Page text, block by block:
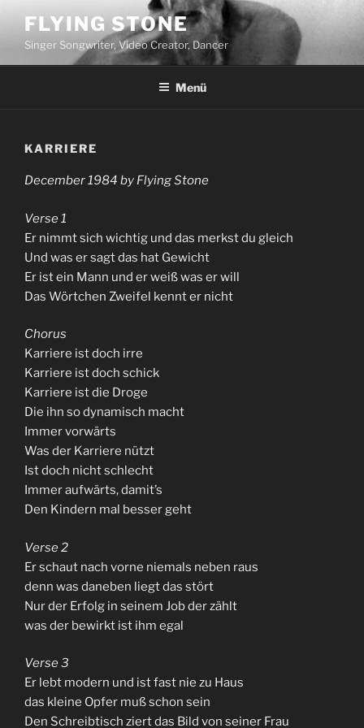
Inhalt
springen
FLYING STONE
Singer Songwriter, Video Creator, Dancer
Menü
KARRIERE
December 1984 by Flying Stone
Verse 1
Er nimmt sich wichtig und das merkst du gleich
Und was er sagt das hat Gewicht
Er ist ein Mann und er weiß was er will
Das Wörtchen Zweifel kennt er nicht
Chorus
Karriere ist doch irre
Karriere ist doch schick
Karriere ist die Droge
Die ihn so dynamisch macht
Immer vorwärts
Was der Karriere nützt
Ist doch nicht schlecht
Immer aufwärts, damit’s
Den Kindern mal besser geht
Verse 2
Er schaut nach vorne niemals neben raus
denn was daneben liegt das stört
Nur der Erfolg in seinem Job der zählt
was der bewirkt ist ihm egal
Verse 3
Er lebt modern und ist fast nie zu Haus
das kleine Opfer muß schon sein
Den Schreibtisch ziert das Bild von seiner Frau